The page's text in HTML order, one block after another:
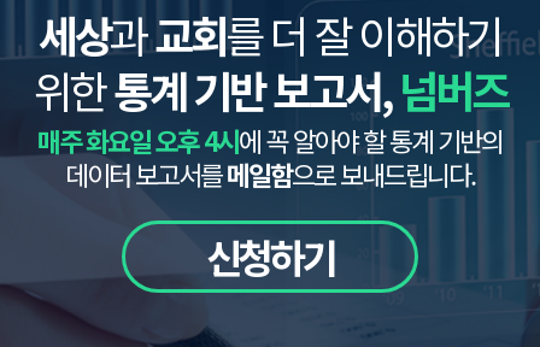
세상과교회를 더 잘 이해하기
위한통계 기반 보고서,넘버즈
매주 화요일 오후 4시에 꼭 알아야 할 통계 기반의
데이터 보고서를메일함으로 보내드립니다.
신청하기